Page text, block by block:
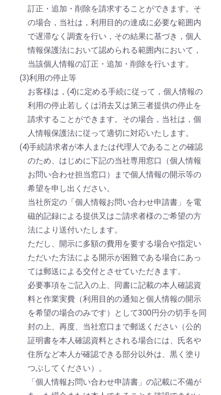
訂正・追加・削除を請求することができます。そ
の場合，当社は，利用目的の達成に必要な範囲内
で遅滞なく調査を行い，その結果に基づき，個人
情報保護法において認められる範囲内において，
当該個人情報の訂正・追加・削除を行います。
(3)利用の停止等
お客様は，(4)に定める手続に従って，個人情報の
利用の停止若しくは消去又は第三者提供の停止を
請求することができます。その場合，当社は，個
人情報保護法に従って適切に対応いたします。
(4)手続請求者が本人または代理人であることの確認
のため、はじめに下記の当社専用窓口（個人情報
お問い合わせ担当窓口）まで個人情報の開示等の
希望を申し出ください。
当社所定の「個人情報お問い合わせ申請書」を電
磁的記録による提供又はご請求者様のご希望の方
法により送付いたします。
ただし、開示に多額の費用を要する場合や指定い
ただいた方法による開示が困難である場合にあっ
ては郵送による交付とさせていただきます。
必要事項をご記入の上、同書に記載の本人確認資
料と作業実費（利用目的の通知と個人情報の開示
を希望の場合のみです）として300円分の切手を同
封の上、再度、当社窓口まで郵送ください（公的
証明書を本人確認資料とされる場合には、氏名や
住所など本人が確認できる部分以外は、黒く塗り
つぶしてください）。
「個人情報お問い合わせ申請書」の記載に不備が